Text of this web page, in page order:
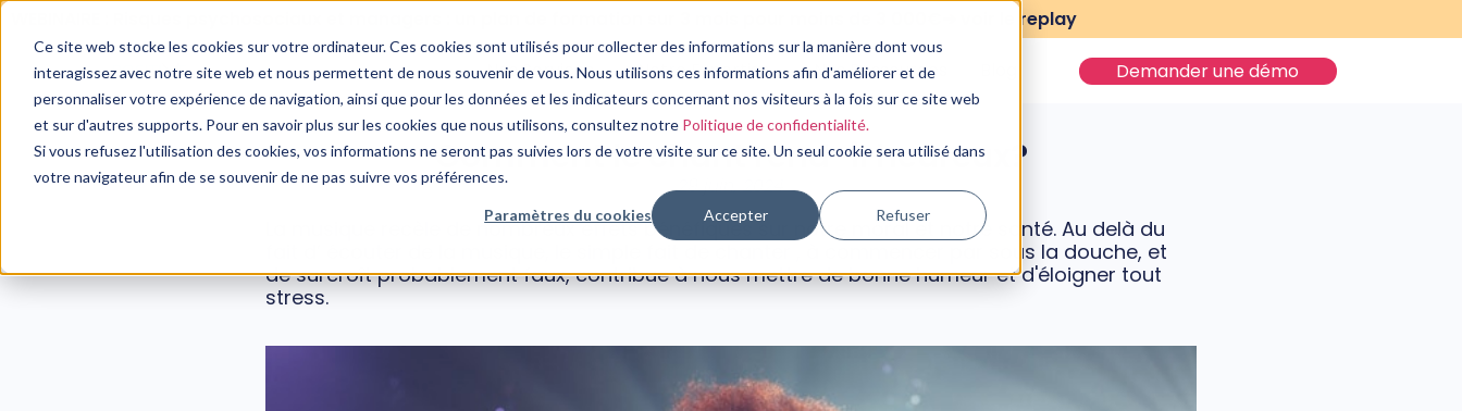
Ce site web stocke les cookies sur votre ordinateur. Ces cookies sont utilisés pour collecter des informations sur la manière dont vous
interagissez avec notre site web et nous permettent de nous souvenir de vous. Nous utilisons ces informations afin d'améliorer et de
personnaliser votre expérience de navigation, ainsi que pour les données et les indicateurs concernant nos visiteurs à la fois sur ce site web
et sur d'autres supports. Pour en savoir plus sur les cookies que nous utilisons, consultez notre Politique de confidentialité.
Si vous refusez l'utilisation des cookies, vos informations ne seront pas suivies lors de votre visite sur ce site. Un seul cookie sera utilisé dans
votre navigateur afin de se souvenir de ne pas suivre vos préférences.
Paramètres du cookies Accepter Refuser
WEBINAIRE : Risques psychosociaux et managers : un plan de formation sur 3 mois pour moins de 3 000€➔ voir le replay
Nos Services Notre Expertise Nos Ressources Demander une démo
PSYCHOLOGIE
Comment le chant rend-il heureux?
29 juin, 2024
La musique recèle de nombreux effets bénéfiques sur notre moral et notre santé. Au delà du
fait d’ écouter de la musique, le simple fait de chanter , à commencer par sous la douche, et
de surcroît probablement faux, contribue à nous mettre de bonne humeur et d'éloigner tout
stress.